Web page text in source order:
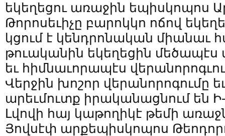
եկեղեցու առաջին եպիսկոպոս
Թորոսեւիչը բարոկկո ոճով
կցում է կենդրոնական միանաւ
թուականին եկեղեցին մեծապէս
եւ հիմնաւորապէս
Վերջին խոշոր վերանորոգումը
արեւմուտք իրականացնում են
Լվովի հայ կաթողիկէ թեմի
Յովսէփ արքեպիսկոպոս